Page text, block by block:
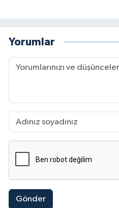
Yorumlar
Gönder